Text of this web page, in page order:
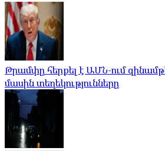
Թրամփը հերքել է ԱՄՆ-ում
մասին տեղեկությունները